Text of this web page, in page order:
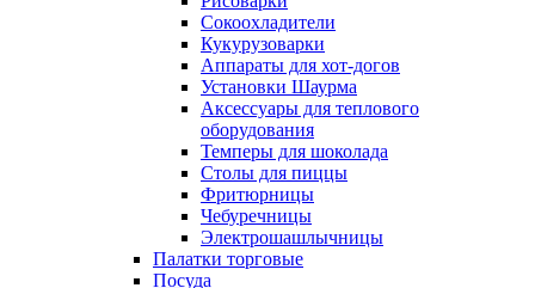
Сокоохладители
Кукурузоварки
Аппараты для хот-догов
Установки Шаурма
Аксессуары для теплового
оборудования
Темперы для шоколада
Столы для пиццы
Фритюрницы
Чебуречницы
Электрошашлычницы
Палатки торговые
Посуда